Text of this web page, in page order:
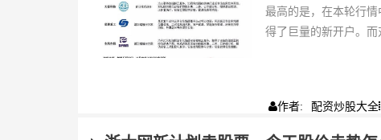
最高的是，在本轮行
得了巨量的新开户。
作者: 配资炒股大全